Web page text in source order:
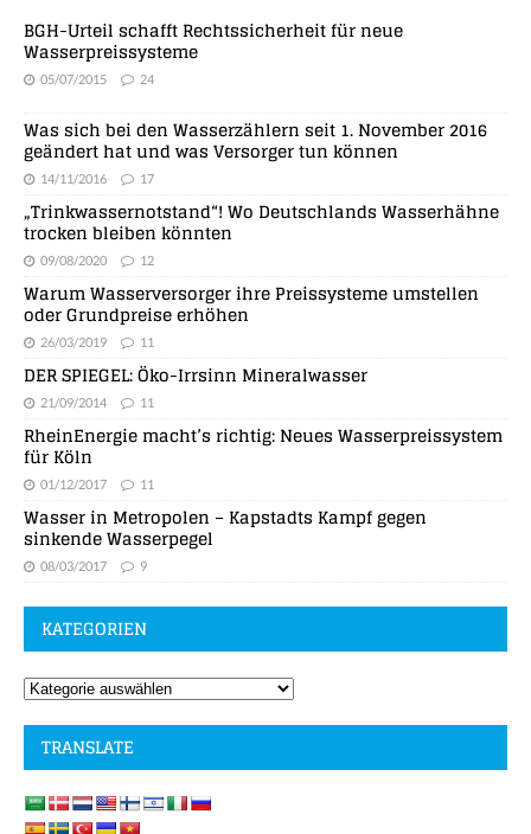
BGH-Urteil schafft Rechtssicherheit für neue
Wasserpreissysteme
05/07/2015 24
Was sich bei den Wasserzählern seit 1. November 2016
geändert hat und was Versorger tun können
14/11/2016 17
„Trinkwassernotstand“! Wo Deutschlands Wasserhähne
trocken bleiben könnten
09/08/2020 12
Warum Wasserversorger ihre Preissysteme umstellen
oder Grundpreise erhöhen
26/03/2019 11
DER SPIEGEL: Öko-Irrsinn Mineralwasser
21/09/2014 11
RheinEnergie macht’s richtig: Neues Wasserpreissystem
für Köln
01/12/2017 11
Wasser in Metropolen – Kapstadts Kampf gegen
sinkende Wasserpegel
08/03/2017 9
KATEGORIEN
TRANSLATE